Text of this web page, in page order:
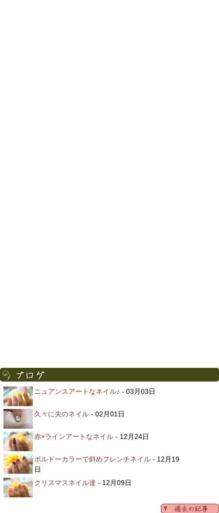
ニュアンスアートなネイル♪ - 03月03日
久々に夫のネイル - 02月01日
赤×ラインアートなネイル - 12月24日
ボルドーカラーで斜めフレンチネイル - 12月19
日
クリスマスネイル達 - 12月09日